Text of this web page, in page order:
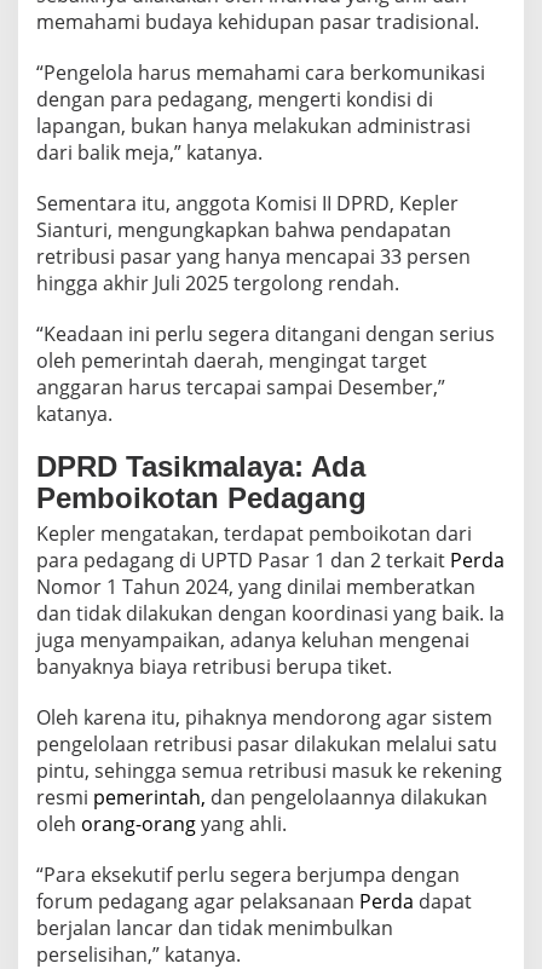
memahami budaya kehidupan pasar tradisional.
“Pengelola harus memahami cara berkomunikasi
dengan para pedagang, mengerti kondisi di
lapangan, bukan hanya melakukan administrasi
dari balik meja,” katanya.
Sementara itu, anggota Komisi II DPRD, Kepler
Sianturi, mengungkapkan bahwa pendapatan
retribusi pasar yang hanya mencapai 33 persen
hingga akhir Juli 2025 tergolong rendah.
“Keadaan ini perlu segera ditangani dengan serius
oleh pemerintah daerah, mengingat target
anggaran harus tercapai sampai Desember,”
katanya.
DPRD Tasikmalaya: Ada
Pemboikotan Pedagang
Kepler mengatakan, terdapat pemboikotan dari
para pedagang di UPTD Pasar 1 dan 2 terkait Perda
Nomor 1 Tahun 2024, yang dinilai memberatkan
dan tidak dilakukan dengan koordinasi yang baik. Ia
juga menyampaikan, adanya keluhan mengenai
banyaknya biaya retribusi berupa tiket.
Oleh karena itu, pihaknya mendorong agar sistem
pengelolaan retribusi pasar dilakukan melalui satu
pintu, sehingga semua retribusi masuk ke rekening
resmi pemerintah, dan pengelolaannya dilakukan
oleh orang-orangyang ahli.
“Para eksekutif perlu segera berjumpa dengan
forum pedagang agar pelaksanaan Perda dapat
berjalan lancar dan tidak menimbulkan
perselisihan,” katanya.